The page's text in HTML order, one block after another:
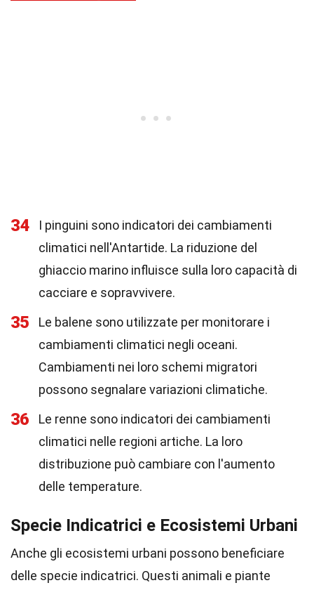
34
I pinguini sono indicatori dei cambiamenti
climatici nell'Antartide. La riduzione del
ghiaccio marino influisce sulla loro capacità di
cacciare e sopravvivere.
35
Le balene sono utilizzate per monitorare i
cambiamenti climatici negli oceani.
Cambiamenti nei loro schemi migratori
possono segnalare variazioni climatiche.
36
Le renne sono indicatori dei cambiamenti
climatici nelle regioni artiche. La loro
distribuzione può cambiare con l'aumento
delle temperature.
Specie Indicatrici e Ecosistemi Urbani
Anche gli ecosistemi urbani possono beneficiare
delle specie indicatrici. Questi animali e piante